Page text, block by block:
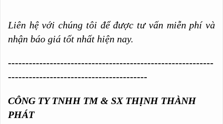
Liên hệ với chúng tôi để được tư vấn miễn phí và
nhận báo giá tốt nhất hiện nay.
-----------------------------------------------------------
----------------------------------------
CÔNG TY TNHH TM & SX THỊNH THÀNH
PHÁT